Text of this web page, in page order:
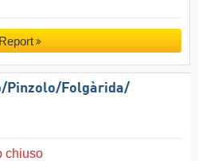
Report
​Pinzolo/​Folgàrida/​
chiuso